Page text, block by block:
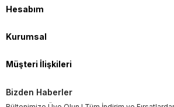
Hesabım
Kurumsal
Müşteri İlişkileri
Bizden Haberler